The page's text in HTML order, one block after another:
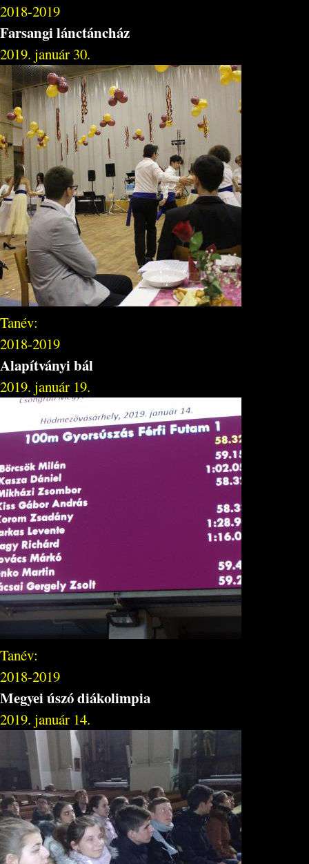
2018-2019
Farsangi lánctáncház
2019. január 30.
Tanév:
2018-2019
Alapítványi bál
2019. január 19.
Tanév:
2018-2019
Megyei úszó diákolimpia
2019. január 14.